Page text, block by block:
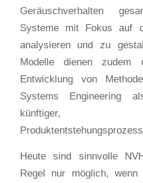
Geräuschverhalten
Systeme mit Fokus auf
analysieren und zu
Modelle dienen zudem
Entwicklung von
Systems Engineering
künftiger,
Heute sind sinnvolle
Regel nur möglich,